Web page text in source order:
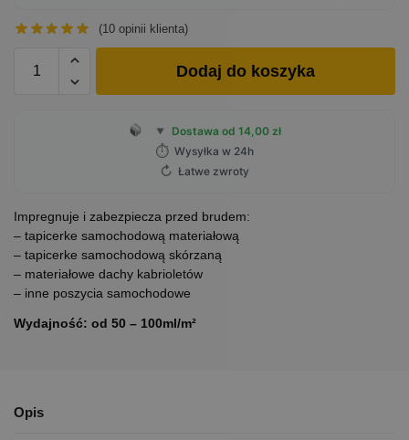
(10 opinii klienta)
Dodaj do koszyka
▼ Dostawa od 14,00 zł
⏱ Wysyłka w 24h
↻ Łatwe zwroty
Impregnuje i zabezpiecza przed brudem:
– tapicerke samochodową materiałową
– tapicerke samochodową skórzaną
– materiałowe dachy kabrioletów
– inne poszycia samochodowe
Wydajność: od 50 – 100ml/m²
Opis